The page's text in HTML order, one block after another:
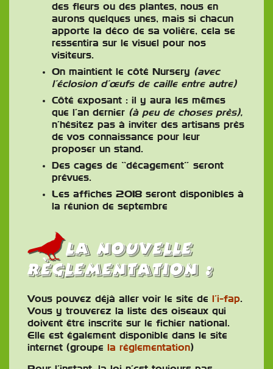
des fleurs ou des plantes, nous en
aurons quelques unes, mais si chacun
apporte la déco de sa volière, cela se
ressentira sur le visuel pour nos
visiteurs.
On maintient le côté Nursery (avec
l’éclosion d’œufs de caille entre autre)
Côté exposant : il y aura les mêmes
que l’an dernier (à peu de choses près),
n’hésitez pas à inviter des artisans près
de vos connaissance pour leur
proposer un stand.
Des cages de “décagement” seront
prévues.
Les affiches 2018 seront disponibles à
la réunion de septembre
la nouvelle
règlementation :
Vous pouvez déjà aller voir le site de l’i-fap.
Vous y trouverez la liste des oiseaux qui
doivent être inscrite sur le fichier national.
Elle est également disponible dans le site
internet (groupe la règlementation)